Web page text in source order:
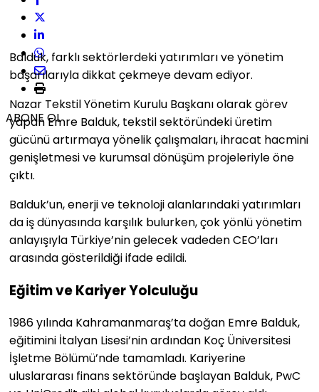
ABONE OL
Balduk, farklı sektörlerdeki yatırımları ve yönetim
başarılarıyla dikkat çekmeye devam ediyor.
Nazar Tekstil Yönetim Kurulu Başkanı olarak görev
yapan Emre Balduk, tekstil sektöründeki üretim
gücünü artırmaya yönelik çalışmaları, ihracat hacmini
genişletmesi ve kurumsal dönüşüm projeleriyle öne
çıktı.
Balduk’un, enerji ve teknoloji alanlarındaki yatırımları
da iş dünyasında karşılık bulurken, çok yönlü yönetim
anlayışıyla Türkiye’nin gelecek vadeden CEO’ları
arasında gösterildiği ifade edildi.
Eğitim ve Kariyer Yolculuğu
1986 yılında Kahramanmaraş’ta doğan Emre Balduk,
eğitimini İtalyan Lisesi’nin ardından Koç Üniversitesi
İşletme Bölümü’nde tamamladı. Kariyerine
uluslararası finans sektöründe başlayan Balduk, PwC